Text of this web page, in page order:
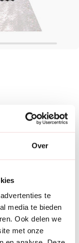
Over
te
media te bieden
Ook delen we
met onze
grindpad, oprit of
dat u een zeer